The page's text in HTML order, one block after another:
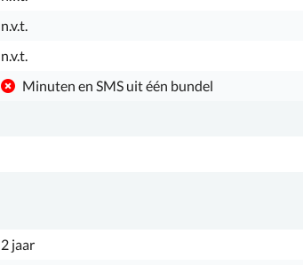
n.v.t.
n.v.t.
Minuten en SMS uit één bundel
2 jaar